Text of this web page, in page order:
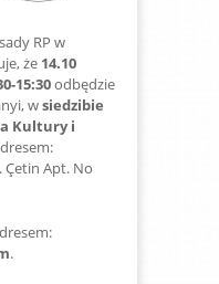
RP w
że 14.10
15:30odbędzie
wsiedzibie
Kultury i
Çetin Apt. No
.